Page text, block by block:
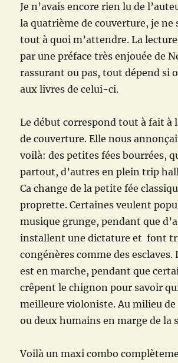
Je n’avais encore rien lu de
la quatrième de couverture, je ne
tout à quoi m’attendre. La
par une préface très enjouée de
rassurant ou pas, tout dépend si
aux livres de celui-ci.
Le début correspond tout à fait à
de couverture. Elle nous
voilà: des petites fées bourrées,
partout, d’autres en plein trip
Ca change de la petite fée
proprette. Certaines veulent
musique grunge, pendant que
installent une dictature et font
congénères comme des
est en marche, pendant que
crêpent le chignon pour savoir
meilleure violoniste. Au milieu de
ou deux humains en marge de la
Voilà un maxi combo